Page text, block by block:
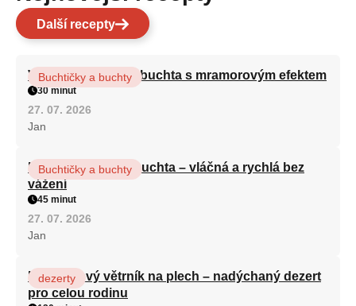
Další recepty
Vláčná olejová litá buchta s mramorovým efektem
Buchtičky a buchty
30 minut
27. 07. 2026
Jan
Hrnková maková buchta – vláčná a rychlá bez
vážení
Buchtičky a buchty
45 minut
27. 07. 2026
Jan
Karamelový větrník na plech – nadýchaný dezert
pro celou rodinu
dezerty